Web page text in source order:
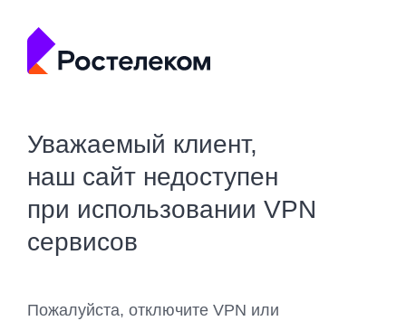
Уважаемый клиент,
наш сайт недоступен
при использовании VPN
сервисов
Пожалуйста, отключите VPN или